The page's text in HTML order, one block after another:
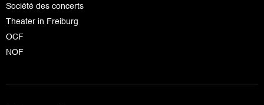
Société des concerts
Theater in Freiburg
OCF
NOF